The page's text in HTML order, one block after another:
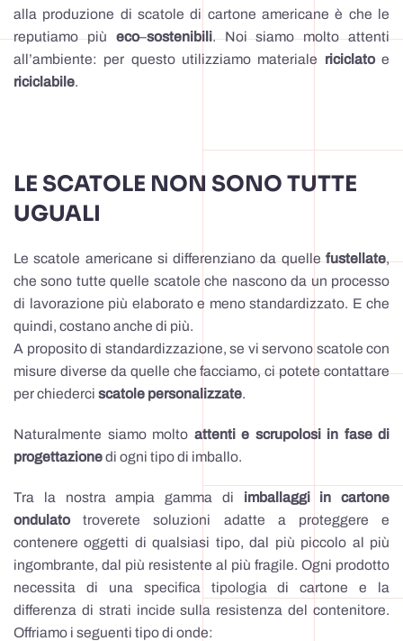
alla produzione di scatole di cartone americane è che le
reputiamo più eco–sostenibili. Noi siamo molto attenti
all’ambiente: per questo utilizziamo materiale riciclatoe
riciclabile.
LE SCATOLE NON SONO TUTTE
UGUALI
Le scatole americane si differenziano da quellefustellate,
che sono tutte quelle scatole che nascono da un processo
di lavorazione più elaborato e meno standardizzato. E che
quindi, costano anche di più.
A proposito di standardizzazione, se vi servono scatole con
misure diverse da quelle che facciamo, ci potete contattare
per chiederci scatole personalizzate.
Naturalmente siamo molto attenti e scrupolosi in fase di
progettazionedi ogni tipo di imballo.
Tra la nostra ampia gamma di imballaggi in cartone
ondulatotroverete soluzioni adatte a proteggere e
contenere oggetti di qualsiasi tipo, dal più piccolo al più
ingombrante, dal più resistente al più fragile. Ogni prodotto
necessita di una specifica tipologia di cartone e la
differenza di strati incide sulla resistenza del contenitore.
Offriamo i seguenti tipo di onde: